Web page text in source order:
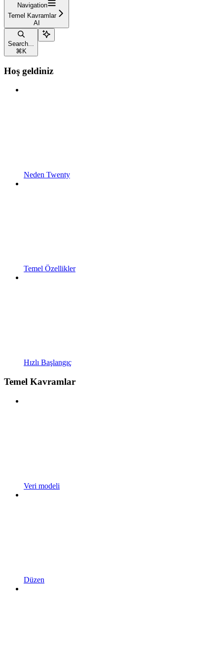
Navigation
Temel Kavramlar
AI
Search...
⌘ K
Hoş geldiniz
Neden Twenty
Temel Özellikler
Hızlı Başlangıç
Temel Kavramlar
Veri modeli
Düzen